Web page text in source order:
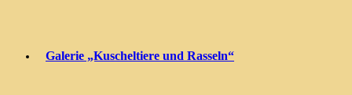
Galerie „Kuscheltiere und Rasseln“